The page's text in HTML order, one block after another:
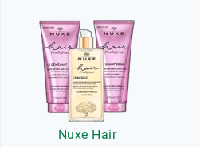
Nuxe Hair